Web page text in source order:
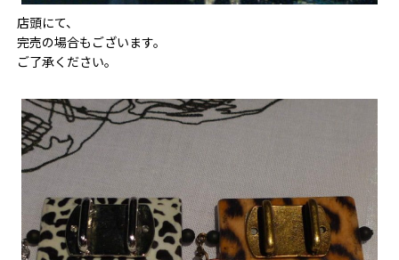
店頭にて、
完売の場合もございます。
ご了承ください。